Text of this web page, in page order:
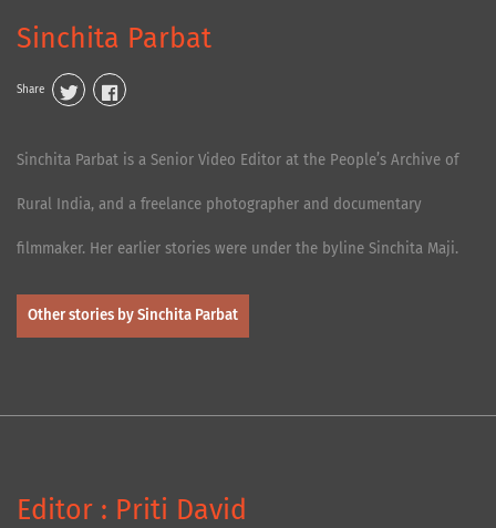
Sinchita Parbat
Share
Sinchita Parbat is a Senior Video Editor at the People’s Archive of
Rural India, and a freelance photographer and documentary
filmmaker. Her earlier stories were under the byline Sinchita Maji.
Other stories by Sinchita Parbat
Editor : Priti David